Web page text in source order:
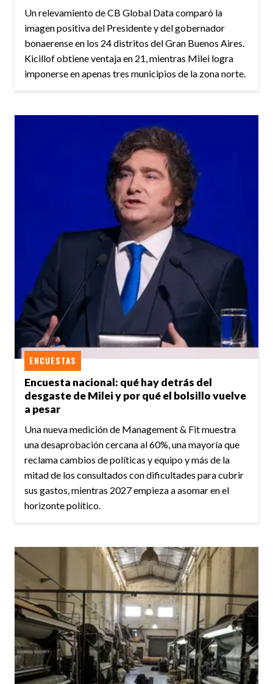
Un relevamiento de CB Global Data comparó la
imagen positiva del Presidente y del gobernador
bonaerense en los 24 distritos del Gran Buenos Aires.
Kicillof obtiene ventaja en 21, mientras Milei logra
imponerse en apenas tres municipios de la zona norte.
Encuesta nacional: qué hay detrás del
desgaste de Milei y por qué el bolsillo vuelve
a pesar
ENCUESTAS
Una nueva medición de Management & Fit muestra
una desaprobación cercana al 60%, una mayoría que
reclama cambios de políticas y equipo y más de la
mitad de los consultados con dificultades para cubrir
sus gastos, mientras 2027 empieza a asomar en el
horizonte político.